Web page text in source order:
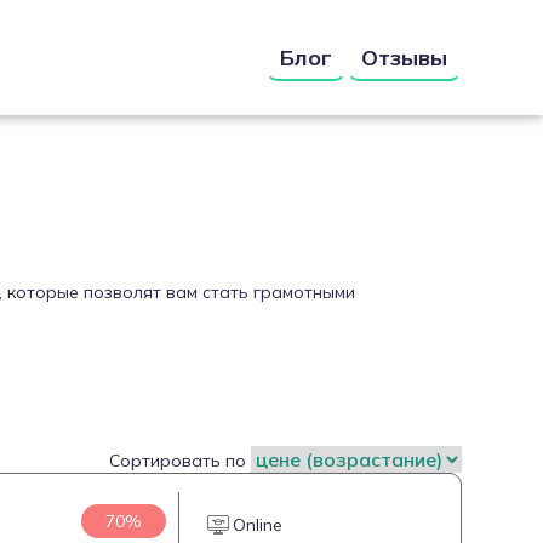
Блог Отзывы
позволят вам стать грамотными
Сортировать по
70% Online